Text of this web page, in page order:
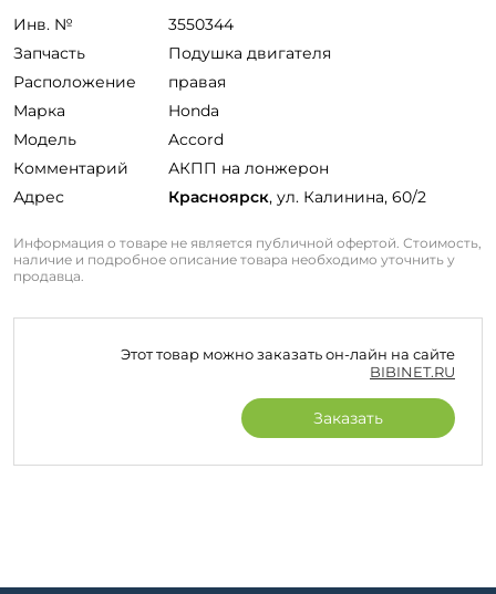
Инв. №
3550344
Запчасть
Подушка двигателя
Расположение
правая
Марка
Honda
Модель
Accord
Комментарий
АКПП на лонжерон
Адрес
Красноярск, ул. Калинина, 60/2
Информация о товаре не является публичной офертой. Стоимость,
наличие и подробное описание товара необходимо уточнить у
продавца.
Этот товар можно заказать он-лайн на сайте
BIBINET.RU
Заказать